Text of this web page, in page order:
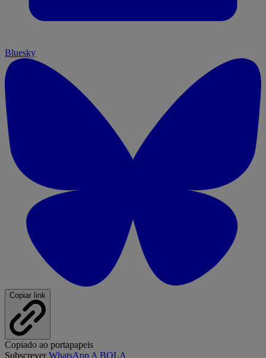
Bluesky
Copiar link
Copiado ao portapapeis
SubscreverWhatsApp A BOLA